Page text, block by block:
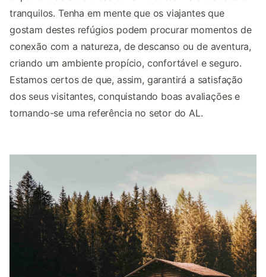
tranquilos. Tenha em mente que os viajantes que
gostam destes refúgios podem procurar momentos de
conexão com a natureza, de descanso ou de aventura,
criando um ambiente propício, confortável e seguro.
Estamos certos de que, assim, garantirá a satisfação
dos seus visitantes, conquistando boas avaliações e
tornando-se uma referência no setor do AL.